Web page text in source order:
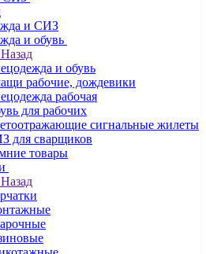
и СИЗ
и обувь
Назад
и обувь
рабочие, дождевики
рабочая
для рабочих
сигнальные жилеты
для сварщиков
товары
Назад